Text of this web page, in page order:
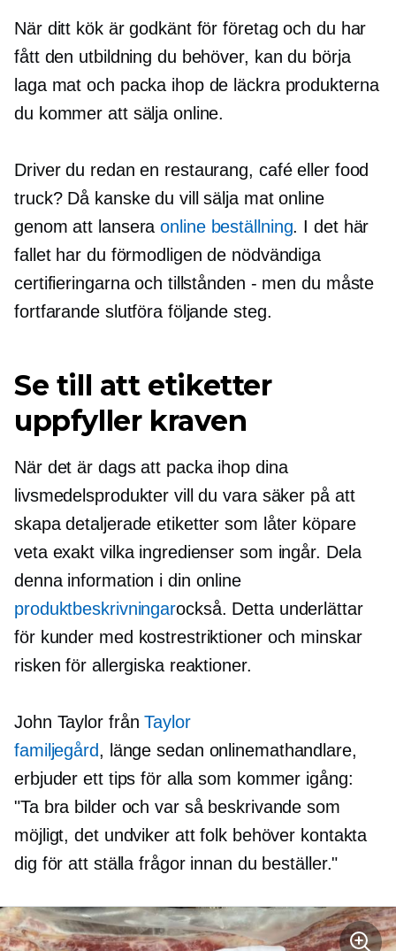
När ditt kök är godkänt för företag och du har
fått den utbildning du behöver, kan du börja
laga mat och packa ihop de läckra produkterna
du kommer att sälja online.
Driver du redan en restaurang, café eller food
truck? Då kanske du vill sälja mat online
genom att lanseraonline beställning. I det här
fallet har du förmodligen de nödvändiga
certifieringarna och tillstånden - men du måste
fortfarande slutföra följande steg.
Se till att etiketter
uppfyller kraven
När det är dags att packa ihop dina
livsmedelsprodukter vill du vara säker på att
skapa detaljerade etiketter som låter köpare
veta exakt vilka ingredienser som ingår. Dela
denna information i din online
produktbeskrivningarockså. Detta underlättar
för kunder med kostrestriktioner och minskar
risken för allergiska reaktioner.
John Taylor frånTaylor
familjegård, länge sedan onlinemathandlare,
erbjuder ett tips för alla som kommer igång:
"Ta bra bilder och var så beskrivande som
möjligt, det undviker att folk behöver kontakta
dig för att ställa frågor innan du beställer."